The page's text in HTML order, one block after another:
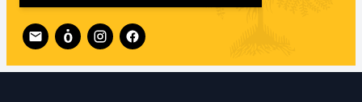
Follow XR Guadeloupe on